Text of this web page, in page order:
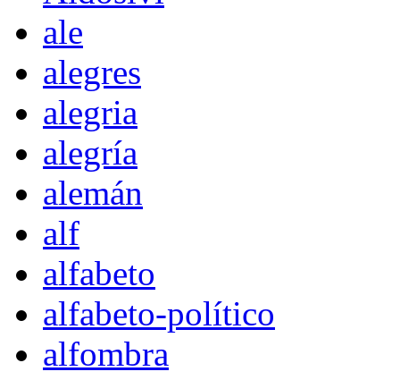
ale
alegres
alegria
alegría
alemán
alf
alfabeto
alfabeto-político
alfombra